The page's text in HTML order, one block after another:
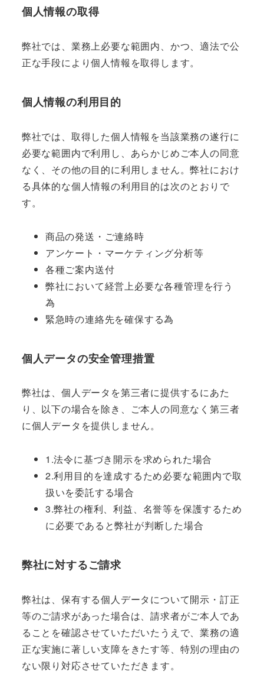
個人情報の取得
弊社では、業務上必要な範囲内、かつ、適法で公
正な手段により個人情報を取得します。
個人情報の利用目的
弊社では、取得した個人情報を当該業務の遂行に
必要な範囲内で利用し、あらかじめご本人の同意
なく、その他の目的に利用しません。弊社におけ
る具体的な個人情報の利用目的は次のとおりで
す。
商品の発送・ご連絡時
アンケート・マーケティング分析等
各種ご案内送付
弊社において経営上必要な各種管理を行う
為
緊急時の連絡先を確保する為
個人データの安全管理措置
弊社は、個人データを第三者に提供するにあた
り、以下の場合を除き、ご本人の同意なく第三者
に個人データを提供しません。
1.法令に基づき開示を求められた場合
2.利用目的を達成するため必要な範囲内で取
扱いを委託する場合
3.弊社の権利、利益、名誉等を保護するため
に必要であると弊社が判断した場合
弊社に対するご請求
弊社は、保有する個人データについて開示・訂正
等のご請求があった場合は、請求者がご本人であ
ることを確認させていただいたうえで、業務の適
正な実施に著しい支障をきたす等、特別の理由の
ない限り対応させていただきます。